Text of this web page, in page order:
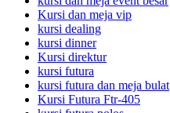
Kursi dan meja vip
kursi dealing
kursi dinner
Kursi direktur
kursi futura
kursi futura dan meja bulat
Kursi Futura Ftr-405